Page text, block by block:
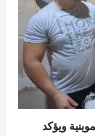
ويؤكد